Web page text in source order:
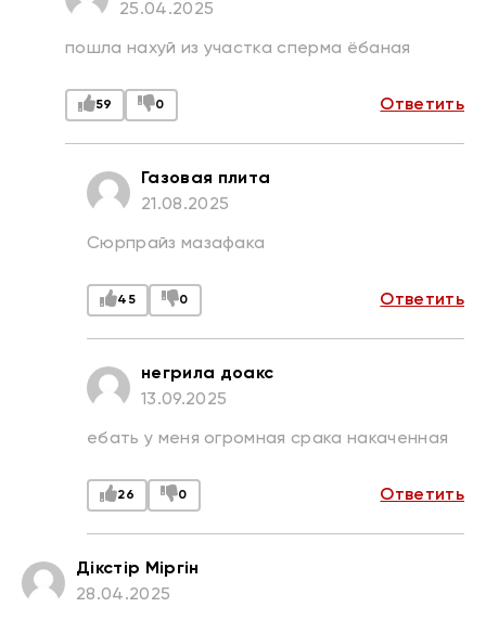
25.04.2025
пошла нахуй из участка сперма ëбаная
59 0 Ответить
Газовая плита
21.08.2025
Сюрпрайз мазафака
45 0 Ответить
негрила доакс
13.09.2025
ебать у меня огромная срака накаченная
26 0 Ответить
Дiкстiр Мiргiн
28.04.2025